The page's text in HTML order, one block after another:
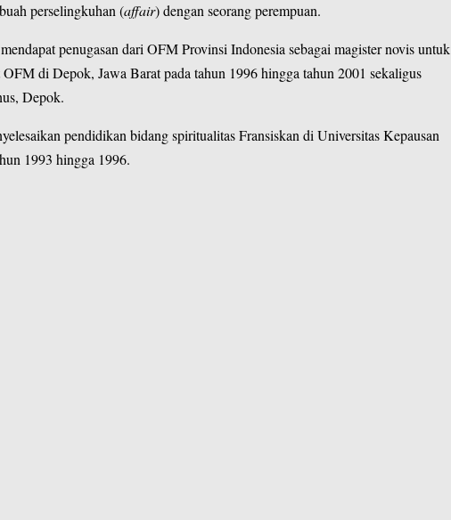
perselingkuhan (affair) dengan seorang perempuan.
penugasan dari OFM Provinsi Indonesia sebagai magister novis untuk
di Depok, Jawa Barat pada tahun 1996 hingga tahun 2001 sekaligus
Depok.
pendidikan bidang spiritualitas Fransiskan di Universitas Kepausan
1993 hingga 1996.